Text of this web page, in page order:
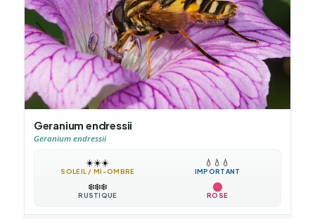
Geranium endressii
Geranium endressii
☀️☀️☀️
SOLEIL / MI-OMBRE
💧 💧 💧
IMPORTANT
❄️❄️❄️
RUSTIQUE ROSE